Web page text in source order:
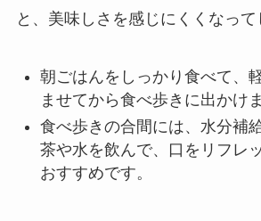
と、美味しさを感じにくくなって
朝ごはんをしっかり食べて、
ませてから食べ歩きに出かけ
食べ歩きの合間には、水分補
茶や水を飲んで、口をリフレ
おすすめです。